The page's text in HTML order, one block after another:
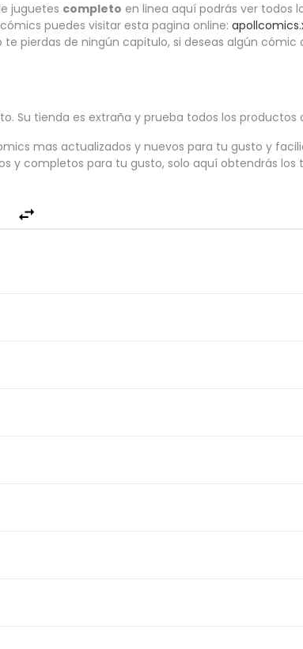
juguetes completo en linea aquí podrás ver todos
puedes visitar esta pagina online:
pierdas de ningún capitulo, si deseas algún
Su tienda es extraña y prueba todos los productos
mas actualizados y nuevos para tu gusto y
y completos para tu gusto, solo aquí obtendrás